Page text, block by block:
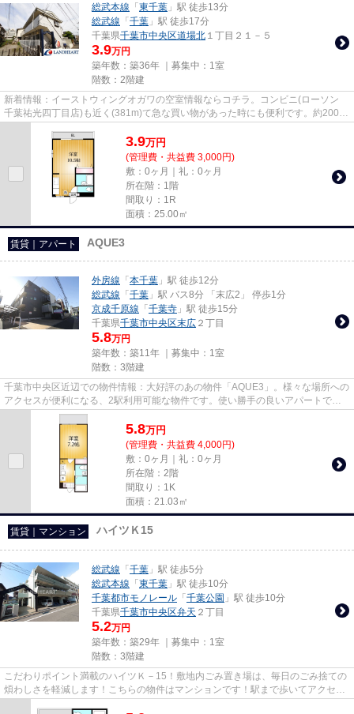
総武本線 「 東千葉 」駅 徒歩13分
総武線 「 千葉 」駅 徒歩17分
千葉県千葉市中央区道場北 １丁目２１－５
3.9万円
築年数：築36年 ｜募集中： 1室
階数：2階建
新着情報：イーストウィングオガワの空室情報ならコチラ。コンビニ(ローソン
千葉祐光四丁目店)も近く(381m)て急な買い物があった時にも便利です。約200メ
3.9万円
(管理費・共益費 3,000円)
敷：0ヶ月｜礼：0ヶ月
所在階：1階
間取り：1R
面積：25.00㎡
賃貸｜アパート AQUE3
外房線 「 本千葉 」駅 徒歩12分
総武線 「 千葉 」駅 バス8分 「末広2」 停歩1分
京成千原線 「 千葉寺 」駅 徒歩15分
千葉県千葉市中央区末広 ２丁目
5.8万円
築年数：築11年 ｜募集中： 1室
階数：3階建
千葉市中央区近辺での物件情報：大好評のあの物件「AQUE3」。様々な場所への
アクセスが便利になる、2駅利用可能な物件です。使い勝手の良いアパートでイ
チオシの物件です。この物件は...
5.8万円
(管理費・共益費 4,000円)
敷：0ヶ月｜礼：0ヶ月
所在階：2階
間取り：1K
面積：21.03㎡
賃貸｜マンション ハイツＫ15
総武線 「 千葉 」駅 徒歩5分
総武本線 「 東千葉 」駅 徒歩10分
千葉都市モノレール 「 千葉公園 」駅 徒歩10分
千葉県千葉市中央区弁天 ２丁目
5.2万円
築年数：築29年 ｜募集中： 1室
階数：3階建
こだわりポイント満載のハイツＫ－15！敷地内ごみ置き場は、毎日のごみ捨ての
煩わしさを軽減します！こちらの物件はマンションです！駅まで歩いてアクセス